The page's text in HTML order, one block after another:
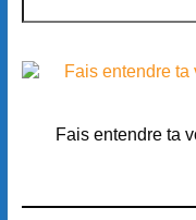
Fais entendre ta